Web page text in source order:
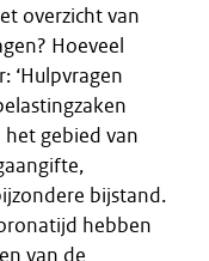
overzicht van
Hoeveel
‘Hulpvragen
gebied van
bijstand.
hebben
van de